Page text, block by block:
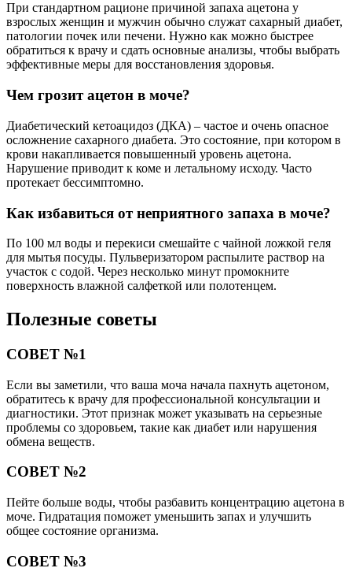
При стандартном рационе причиной запаха ацетона у
взрослых женщин и мужчин обычно служат сахарный диабет,
патологии почек или печени. Нужно как можно быстрее
обратиться к врачу и сдать основные анализы, чтобы выбрать
эффективные меры для восстановления здоровья.
Чем грозит ацетон в моче?
Диабетический кетоацидоз (ДКА) – частое и очень опасное
осложнение сахарного диабета. Это состояние, при котором в
крови накапливается повышенный уровень ацетона.
Нарушение приводит к коме и летальному исходу. Часто
протекает бессимптомно.
Как избавиться от неприятного запаха в моче?
По 100 мл воды и перекиси смешайте с чайной ложкой геля
для мытья посуды. Пульверизатором распылите раствор на
участок с содой. Через несколько минут промокните
поверхность влажной салфеткой или полотенцем.
Полезные советы
СОВЕТ №1
Если вы заметили, что ваша моча начала пахнуть ацетоном,
обратитесь к врачу для профессиональной консультации и
диагностики. Этот признак может указывать на серьезные
проблемы со здоровьем, такие как диабет или нарушения
обмена веществ.
СОВЕТ №2
Пейте больше воды, чтобы разбавить концентрацию ацетона в
моче. Гидратация поможет уменьшить запах и улучшить
общее состояние организма.
СОВЕТ №3